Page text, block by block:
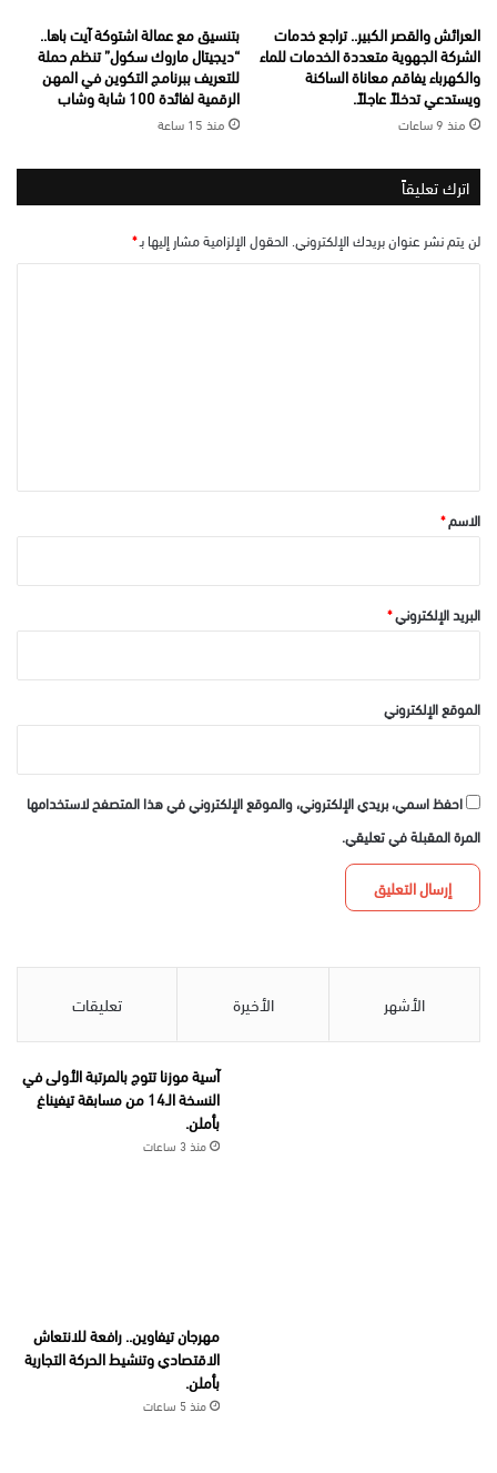
العرائش والقصر الكبير.. تراجع خدمات
الشركة الجهوية متعددة الخدمات للماء
والكهرباء يفاقم معاناة الساكنة
ويستدعي تدخلاً عاجلاً.
منذ 9 ساعات
بتنسيق مع عمالة اشتوكة آيت باها..
“ديجيتال ماروك سكول” تنظم حملة
للتعريف ببرنامج التكوين في المهن
الرقمية لفائدة 100 شابة وشاب
منذ 15 ساعة
اترك تعليقاً
لن يتم نشر عنوان بريدك الإلكتروني. الحقول الإلزامية مشار إليها بـ*
*الاسم*
البريد الإلكتروني*
الموقع الإلكتروني
احفظ اسمي، بريدي الإلكتروني، والموقع الإلكتروني في هذا المتصفح لاستخدامها
المرة المقبلة في تعليقي.
الأشهر الأخيرة تعليقات
آسية موزنا تتوج بالمرتبة الأولى في
النسخة الـ14 من مسابقة تيفيناغ
بأملن.
منذ 3 ساعات
مهرجان تيفاوين.. رافعة للانتعاش
الاقتصادي وتنشيط الحركة التجارية
بأملن.
منذ 5 ساعات